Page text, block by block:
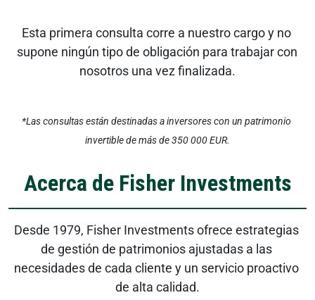
Esta primera consulta corre a nuestro cargo y no
supone ningún tipo de obligación para trabajar con
nosotros una vez finalizada.
*Las consultas están destinadas a inversores con un patrimonio
invertible de más de 350 000 EUR.
Acerca de Fisher Investments
Desde 1979, Fisher Investments ofrece estrategias
de gestión de patrimonios ajustadas a las
necesidades de cada cliente y un servicio proactivo
de alta calidad.